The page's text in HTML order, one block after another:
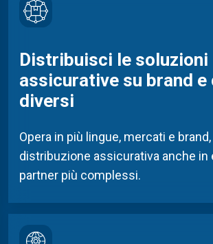
Distribuisci le soluzioni
assicurative su brand e
diversi
Opera in più lingue, mercati e
distribuzione assicurativa anche
partner più complessi.